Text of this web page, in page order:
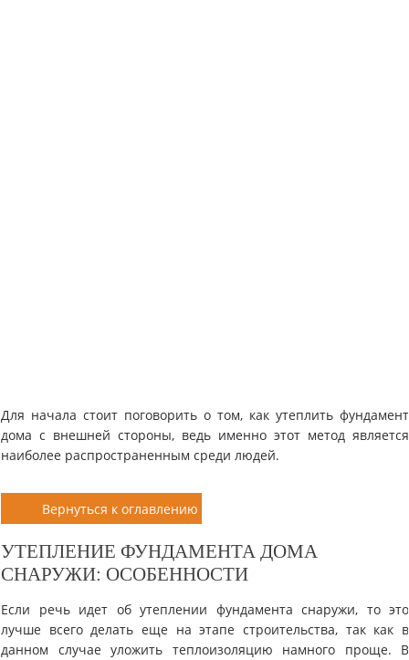
Для начала стоит поговорить о том, как утеплить фундамент
дома с внешней стороны, ведь именно этот метод является
наиболее распространенным среди людей.
Вернуться к оглавлению
УТЕПЛЕНИЕ ФУНДАМЕНТА ДОМА
СНАРУЖИ: ОСОБЕННОСТИ
Если речь идет об утеплении фундамента снаружи, то это
лучше всего делать еще на этапе строительства, так как в
данном случае уложить теплоизоляцию намного проще. В